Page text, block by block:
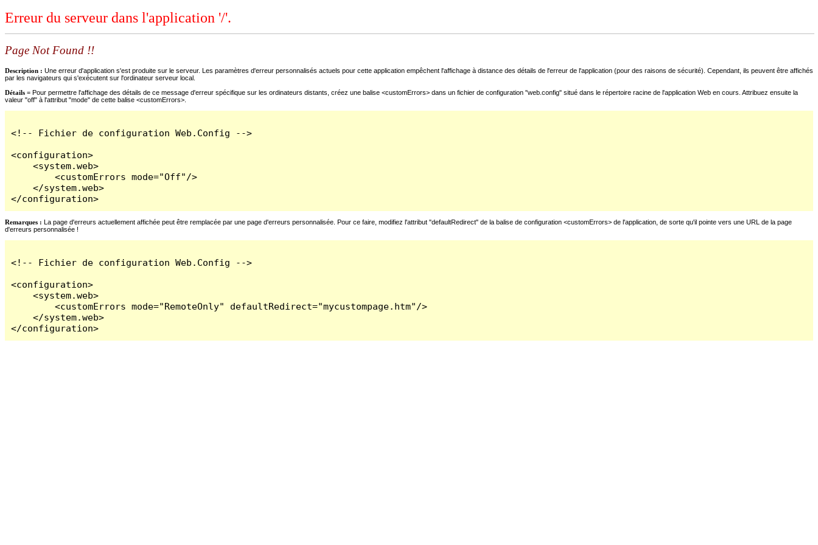
Erreur du serveur dans l'application '/'.
Page Not Found !!
Description : Une erreur d'application s'est produite sur le serveur. Les paramètres d'erreur personnalisés actuels pour cette application empêchent l'affichage à distance des détails de l'erreur de l'application (pour des raisons de sécurité). Cependant, ils peuvent être affichés
par les navigateurs qui s'exécutent sur l'ordinateur serveur local.
Détails = Pour permettre l'affichage des détails de ce message d'erreur spécifique sur les ordinateurs distants, créez une balise <customErrors> dans un fichier de configuration "web.config" situé dans le répertoire racine de l'application Web en cours. Attribuez ensuite la
valeur "off" à l'attribut "mode" de cette balise <customErrors>.
<!-- Fichier de configuration Web.Config -->
<configuration>
    <system.web>
        <customErrors mode="Off"/>
    </system.web>
</configuration>
Remarques : La page d'erreurs actuellement affichée peut être remplacée par une page d'erreurs personnalisée. Pour ce faire, modifiez l'attribut "defaultRedirect" de la balise de configuration <customErrors> de l'application, de sorte qu'il pointe vers une URL de la page
d'erreurs personnalisée !
<!-- Fichier de configuration Web.Config -->
<configuration>
    <system.web>
        <customErrors mode="RemoteOnly" defaultRedirect="mycustompage.htm"/>
    </system.web>
</configuration>